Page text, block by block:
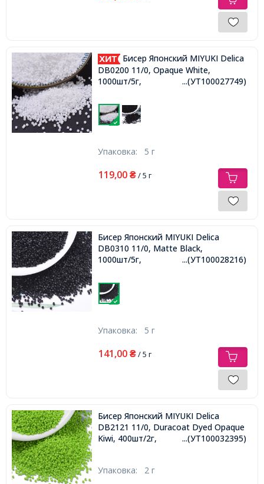
Бисер Японский MIYUKI Delica
DB0200 11/0, Opaque White,
1000шт/5г,
...(УТ100027749)
Упаковка: 5 г
119,00 ₴/ 5 г
Бисер Японский MIYUKI Delica
DB0310 11/0, Matte Black,
1000шт/5г,
...(УТ100028216)
Упаковка: 5 г
141,00 ₴/ 5 г
Бисер Японский MIYUKI Delica
DB2121 11/0, Duracoat Dyed Opaque
Kiwi, 400шт/2г,
...(УТ100032395)
Упаковка: 2 г